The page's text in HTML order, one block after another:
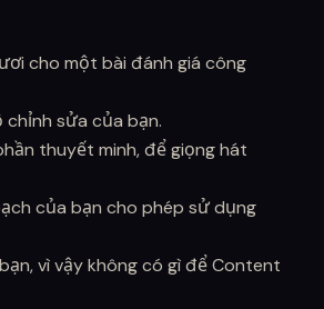
cho một bài đánh giá công
sửa của bạn.
thuyết minh, để giọng hát
của bạn cho phép sử dụng
vì vậy không có gì để Content